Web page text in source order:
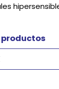
productos